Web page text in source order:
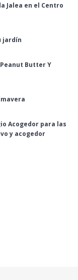
Jalea en el Centro
jardín
Butter Y
Acogedor para las
y acogedor